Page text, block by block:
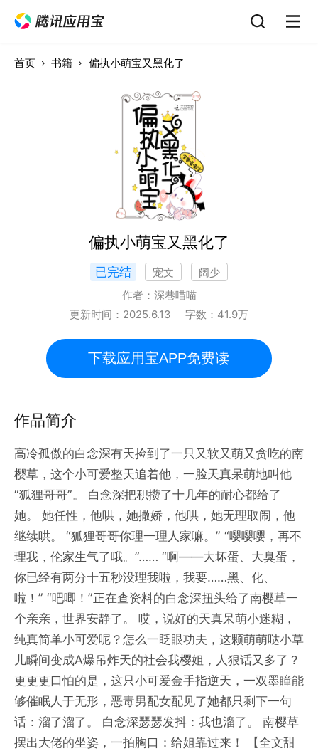
首页 书籍 偏执小萌宝又黑化了
偏执小萌宝又黑化了
已完结 宠文
阔少
作者： 深巷喵喵
更新时间： 2025.6.13 字数： 41.9万
下载应用宝APP免费读
作品简介
高冷孤傲的白念深有天捡到了一只又软又萌又贪吃的南
樱草，这个小可爱整天追着他，一脸天真呆萌地叫他
“狐狸哥哥”。 白念深把积攒了十几年的耐心都给了
她。 她任性，他哄，她撒娇，他哄，她无理取闹，他
继续哄。 “狐狸哥哥你理一理人家嘛。” “嘤嘤嘤，再不
理我，伦家生气了哦。”…… “啊——大坏蛋、大臭蛋，
你已经有两分十五秒没理我啦，我要……黑、化、
啦！” “吧唧！”正在查资料的白念深扭头给了南樱草一
个亲亲，世界安静了。 哎，说好的天真呆萌小迷糊，
纯真简单小可爱呢？怎么一眨眼功夫，这颗萌萌哒小草
儿瞬间变成A爆吊炸天的社会我樱姐，人狠话又多了？
更更更口怕的是，这只小可爱金手指逆天，一双墨瞳能
够催眠人于无形，恶毒男配女配见了她都只剩下一句
话：溜了溜了。 白念深瑟瑟发抖：我也溜了。 南樱草
摆出大佬的坐姿，一拍胸口：给姐靠过来！ 【全文甜